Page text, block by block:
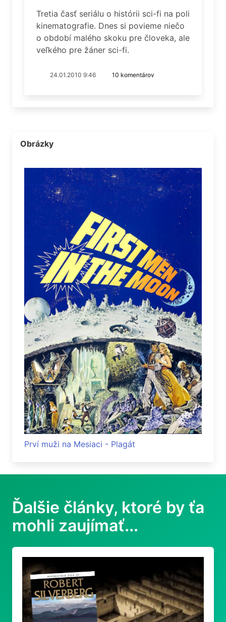
Tretia časť seriálu o histórii sci-fi na poli
kinematografie. Dnes si povieme niečo
o období malého skoku pre človeka, ale
veľkého pre žáner sci-fi.
24.01.2010 9:46 10 komentárov
Obrázky
Prví muži na Mesiaci - Plagát
Ďalšie články, ktoré by ťa
mohli zaujímať...